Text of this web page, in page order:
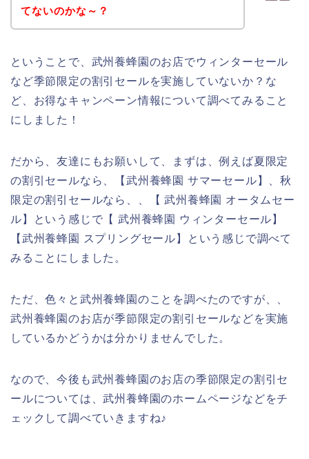
てないのかな～？
ということで、武州養蜂園のお店でウィンターセール
など季節限定の割引セールを実施していないか？な
ど、お得なキャンペーン情報について調べてみること
にしました！
だから、友達にもお願いして、まずは、例えば夏限定
の割引セールなら、【武州養蜂園 サマーセール】、秋
限定の割引セールなら、、【 武州養蜂園 オータムセー
ル】という感じで【 武州養蜂園 ウィンターセール】
【武州養蜂園 スプリングセール】という感じで調べて
みることにしました。
ただ、色々と武州養蜂園のことを調べたのですが、、
武州養蜂園のお店が季節限定の割引セールなどを実施
しているかどうかは分かりませんでした。
なので、今後も武州養蜂園のお店の季節限定の割引セ
ールについては、武州養蜂園のホームページなどをチ
ェックして調べていきますね♪